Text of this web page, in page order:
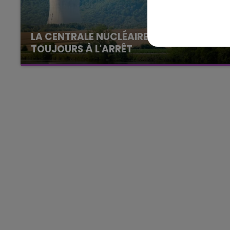
LA CENTRALE NUCLÉAIRE DE CHOOZ
TOUJOURS À L'ARRÊT
Cela fait déjà une semaine que la centrale
7h00 - 12h00
LE WEEK-END CHAMPAGNE FM